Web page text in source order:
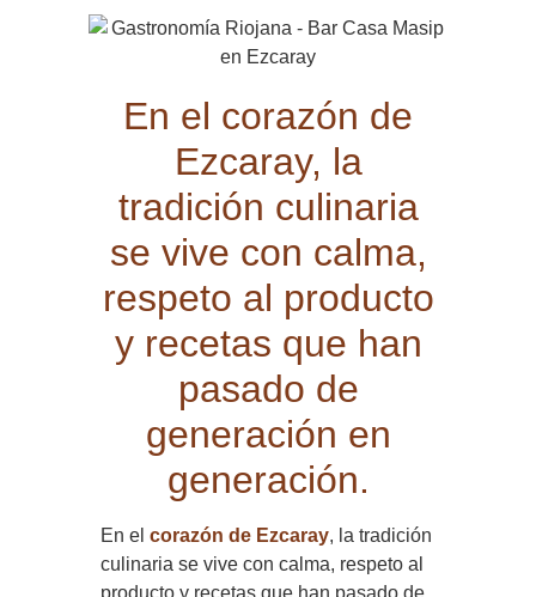
En el corazón de
Ezcaray, la
tradición culinaria
se vive con calma,
respeto al producto
y recetas que han
pasado de
generación en
generación.
En el corazón de Ezcaray, la tradición
culinaria se vive con calma, respeto al
producto y recetas que han pasado de